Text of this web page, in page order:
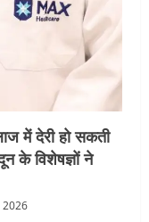
में देरी हो सकती
के विशेषज्ञों ने
2026